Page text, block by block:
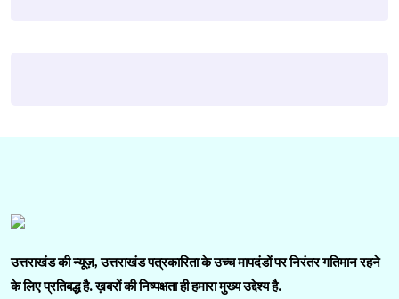
उत्तराखंड की न्यूज़, उत्तराखंड पत्रकारिता के उच्च मापदंडों पर निरंतर गतिमान रहने
के लिए प्रतिबद्ध है. ख़बरों की निष्पक्षता ही हमारा मुख्य उद्देश्य है.